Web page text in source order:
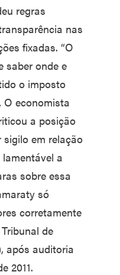
regras
nas
fixadas. “O
saber onde e
o imposto
O economista
a posição
em relação
a
sobre essa
só
corretamente
de
após auditoria
2011.